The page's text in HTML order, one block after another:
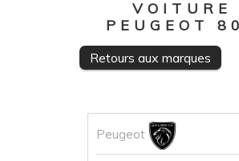
VOITURE
PEUGEOT
Retours aux marques
Peugeot